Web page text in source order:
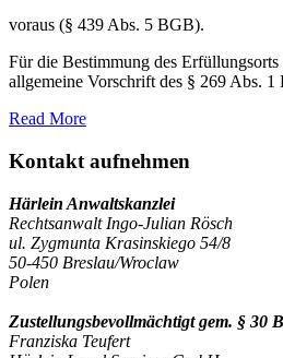
voraus (§ 439 Abs. 5 BGB).
Für die Bestimmung des
allgemeine Vorschrift des § 269 Abs. 1
Read More
Kontakt aufnehmen
Härlein Anwaltskanzlei
Rechtsanwalt Ingo-Julian Rösch
ul. Zygmunta Krasinskiego 54/8
50-450 Breslau/Wroclaw
Polen
Zustellungsbevollmächtigt gem. § 30
Franziska Teufert